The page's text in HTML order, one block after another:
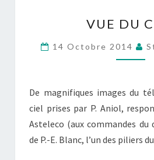
DU
CIEL
VUE DU
14 Octobre 2014
De magnifiques images du
ciel prises par P. Aniol,
Asteleco (aux commandes du
de P.-E. Blanc, l’un des piliers